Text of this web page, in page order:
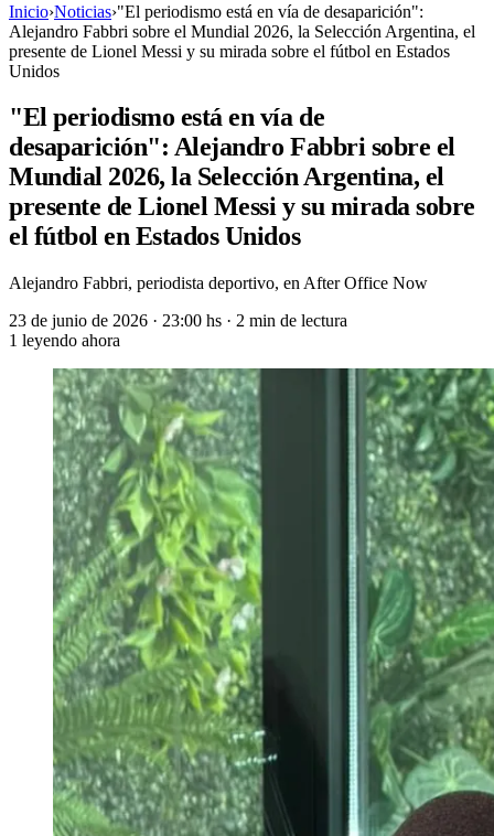
Inicio›Noticias›"El periodismo está en vía de desaparición":
Alejandro Fabbri sobre el Mundial 2026, la Selección Argentina, el
presente de Lionel Messi y su mirada sobre el fútbol en Estados
Unidos
"El periodismo está en vía de
desaparición": Alejandro Fabbri sobre el
Mundial 2026, la Selección Argentina, el
presente de Lionel Messi y su mirada sobre
el fútbol en Estados Unidos
Alejandro Fabbri, periodista deportivo, en After Office Now
23 de junio de 2026 · 23:00 hs · 2 min de lectura
1 leyendo ahora